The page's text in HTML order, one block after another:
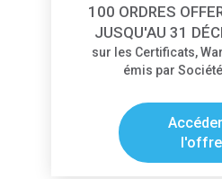
100 ORDRES
JUSQU'AU 31
sur les Certificats,
émis par
l'offre